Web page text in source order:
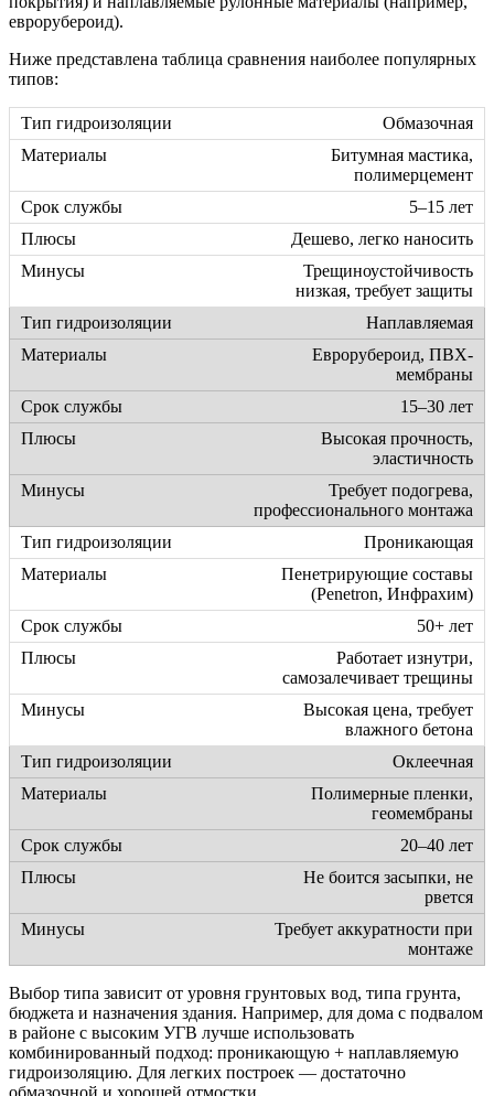
еврорубероид).
Ниже представлена таблица сравнения наиболее популярных
типов:
Обмазочная
Битумная мастика,
полимерцемент
5–15 лет
Дешево, легко наносить
Трещиноустойчивость
низкая, требует защиты
Наплавляемая
Еврорубероид, ПВХ-
мембраны
15–30 лет
Высокая прочность,
эластичность
Требует подогрева,
профессионального монтажа
Проникающая
Пенетрирующие составы
(Penetron, Инфрахим)
50+ лет
Работает изнутри,
самозалечивает трещины
Высокая цена, требует
влажного бетона
Оклеечная
Полимерные пленки,
геомембраны
20–40 лет
Не боится засыпки, не
рвется
Требует аккуратности при
монтаже
Выбор типа зависит от уровня грунтовых вод, типа грунта,
бюджета и назначения здания. Например, для дома с подвалом
в районе с высоким УГВ лучше использовать
комбинированный подход: проникающую + наплавляемую
гидроизоляцию. Для легких построек — достаточно
обмазочной и хорошей отмостки.